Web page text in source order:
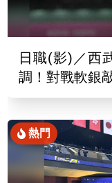
日職(影)／西
調！對戰軟銀
熱門